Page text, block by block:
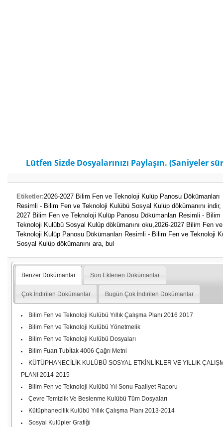
Lütfen Sizde Dosyalarınızı Paylaşın. (Saniyeler
Etiketler:2026-2027 Bilim Fen ve Teknoloji Kulüp Panosu Dökümanları
Resimli - Bilim Fen ve Teknoloji Kulübü Sosyal Kulüp dökümanını indir,
2027 Bilim Fen ve Teknoloji Kulüp Panosu Dökümanları Resimli - Bilim
Teknoloji Kulübü Sosyal Kulüp dökümanını oku,2026-2027 Bilim Fen ve
Teknoloji Kulüp Panosu Dökümanları Resimli - Bilim Fen ve Teknoloji
Sosyal Kulüp dökümanını ara, bul
Benzer Dökümanlar Son Eklenen Dökümanlar
Çok İndirilen Dökümanlar Bugün Çok İndirilen Dökümanlar
Bilim Fen ve Teknoloji Kulübü Yıllık Çalışma Planı 2016 2017
Bilim Fen ve Teknoloji Kulübü Yönetmelik
Bilim Fen ve Teknoloji Kulübü Dosyaları
Bilim Fuarı Tubİtak 4006 Çağrı Metni
KÜTÜPHANECİLİK KULÜBÜ SOSYAL ETKİNLİKLER VE YILLIK
PLANI 2014-2015
Bilim Fen ve Teknoloji Kulübü Yıl Sonu Faaliyet Raporu
Çevre Temizlik Ve Beslenme Kulübü Tüm Dosyaları
Kütüphanecilik Kulübü Yıllık Çalışma Planı 2013-2014
Sosyal Kulüpler Grafiği